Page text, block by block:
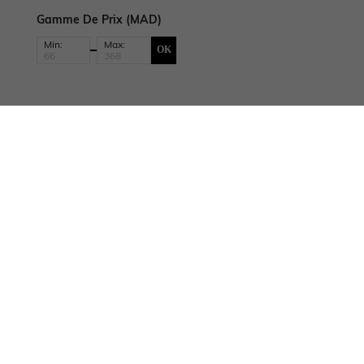
Gamme De Prix (MAD)
Min: Max: OK